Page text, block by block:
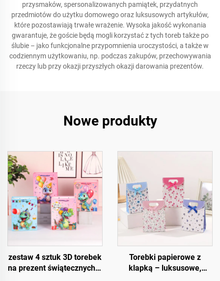
przysmaków, spersonalizowanych pamiątek, przydatnych
przedmiotów do użytku domowego oraz luksusowych artykułów,
które pozostawiają trwałe wrażenie. Wysoka jakość wykonania
gwarantuje, że goście będą mogli korzystać z tych toreb także po
ślubie – jako funkcjonalne przypomnienia uroczystości, a także w
codziennym użytkowaniu, np. podczas zakupów, przechowywania
rzeczy lub przy okazji przyszłych okazji darowania prezentów.
Nowe produkty
zestaw 4 sztuk 3D torebek
na prezent świątecznych –
Torebki papierowe z
klapką – luksusowe,